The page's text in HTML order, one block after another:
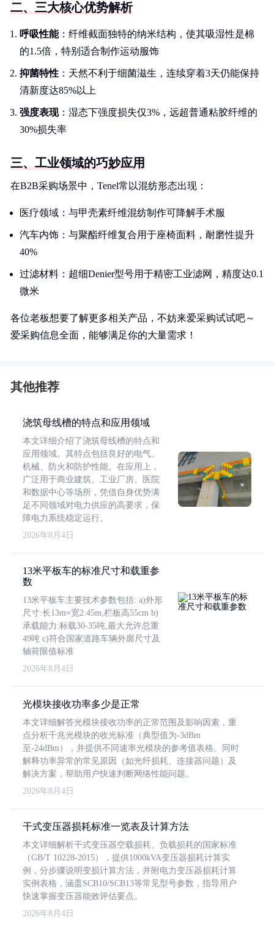
二、三大核心优势解析
呼吸性能：纤维截面独特的纳米结构，使其吸湿性是棉
的1.5倍，特别适合制作运动服饰
抑菌特性 ：天然不利于细菌滋生，连续穿着3天仍能保持
清新度达85%以上
强度表现：湿态下强度损失仅3%，远超普通粘胶纤维的
30%损失率
三、工业领域的巧妙应用
在B2B采购场景中，Tenel常以混纺形态出现：
医疗领域：与甲壳素纤维混纺制作可降解手术服
汽车内饰：与聚酯纤维复合用于座椅面料，耐磨性提升
40%
过滤材料：超细Denier型号用于精密工业滤网，精度达0.1
微米
各位老板想要了解更多相关产品，不妨来爱采购试试吧～
爱采购信息全面，能够满足你的大量需求！
其他推荐
浇筑母线槽的特点和应用领域
本文详细介绍了浇筑母线槽的特点和
应用领域。其特点包括良好的电气、
机械、防火和防护性能。在应用上，
广泛用于商业建筑、工业厂房、医院
和数据中心等场所，凭借自身优势满
足不同领域对电力供应的高要求，保
障电力系统稳定运行。
2026年8月4日
13米平板车的标准尺寸和载重参
数
13米平板车主要技术参数包括: a)外形
尺寸:长13m×宽2.45m,栏板高55cm b)
承载能力:标载30-35吨,最大允许总重
49吨 c)符合国家道路车辆外廓尺寸及
轴荷限值标准
2026年8月4日
光模块接收功率多少是正常
本文详细解答光模块接收功率的正常范围及影响因素，重
点分析千兆光模块的收光标准（典型值为-3dBm
至-24dBm），并提供不同速率光模块的参考值表格。同时
解释功率异常的常见原因（如光纤损耗、连接器问题）及
解决方案，帮助用户快速判断网络性能问题。
2026年8月4日
干式变压器损耗标准一览表及计算方法
本文详细解析干式变压器空载损耗、负载损耗的国家标准
（GB/T 10228-2015），提供1000kVA变压器损耗计算实
例，分步骤说明变损计算方法，并附电力变压器损耗计算
实例表格，涵盖SCB10/SCB13等常见型号参数，指导用户
快速掌握变压器能效评估要点。
2026年8月4日